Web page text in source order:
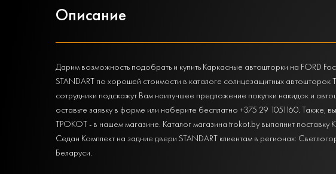
Описание
Дарим возможность подобрать и купить Каркасные автошторки на FORD
STANDART по хорошей стоимости в каталоге солнцезащитных
сотрудники подскажут Вам наилучшее предложение покупки накидок и
оставьте заявку в форме или наберите бесплатно +375 29 1051160. Также,
ТРОКОТ - в нашем магазине. Каталог магазина trokot.by выполнит поставку
Седан Комплект на задние двери STANDART клиентам в регионах:
Беларуси.